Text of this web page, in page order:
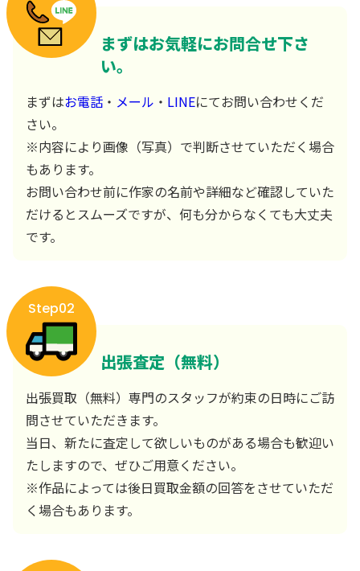
まずはお気軽にお問合せ下さ
い。
まずはお電話 ・ メール ・ LINEにてお問い合わせくだ
さい。
※内容により画像（写真）で判断させていただく場合
もあります。
お問い合わせ前に作家の名前や詳細など確認していた
だけるとスムーズですが、何も分からなくても大丈夫
です。
Step02
出張査定（無料）
出張買取（無料）専門のスタッフが約束の日時にご訪
問させていただきます。
当日、新たに査定して欲しいものがある場合も歓迎い
たしますので、ぜひご用意ください。
※作品によっては後日買取金額の回答をさせていただ
く場合もあります。